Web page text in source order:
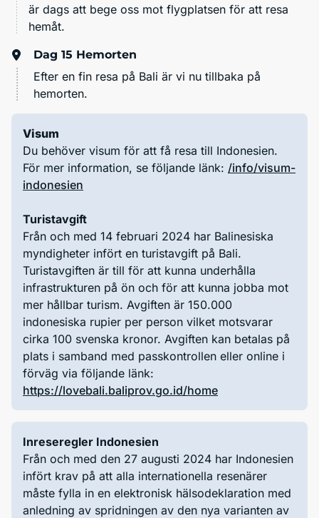
är dags att bege oss mot flygplatsen för att resa
hemåt.
Dag 15 Hemorten
Efter en fin resa på Bali är vi nu tillbaka på
hemorten.
Visum
Du behöver visum för att få resa till Indonesien.
För mer information, se följande länk: /info/visum-
indonesien
Turistavgift
Från och med 14 februari 2024 har Balinesiska
myndigheter infört en turistavgift på Bali.
Turistavgiften är till för att kunna underhålla
infrastrukturen på ön och för att kunna jobba mot
mer hållbar turism. Avgiften är 150.000
indonesiska rupier per person vilket motsvarar
cirka 100 svenska kronor. Avgiften kan betalas på
plats i samband med passkontrollen eller online i
förväg via följande länk:
https://lovebali.baliprov.go.id/home
Inreseregler Indonesien
Från och med den 27 augusti 2024 har Indonesien
infört krav på att alla internationella resenärer
måste fylla in en elektronisk hälsodeklaration med
anledning av spridningen av den nya varianten av